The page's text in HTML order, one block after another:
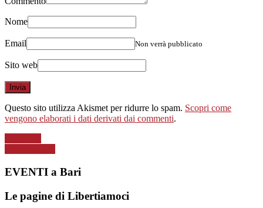
Nome
Email Non verrà pubblicato
Sito web
Questo sito utilizza Akismet per ridurre lo spam. Scopri come
vengono elaborati i dati derivati dai commenti.
EVENTI a Bari
Le pagine di Libertiamoci